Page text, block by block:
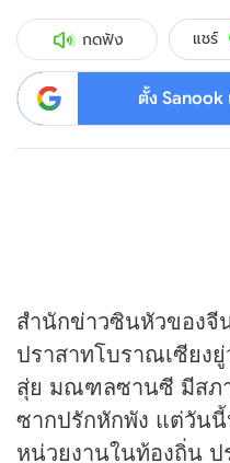
กดฟัง แชร์
ตั้ง Sanook
สำนักข่าวซินหัวของจี
ปราสาทโบราณเซียง
สุ่ย มณฑลซานซี มีสภา
ซากปรักหักพัง แต่วัน
หน่วยงานในท้องถิ่น ป